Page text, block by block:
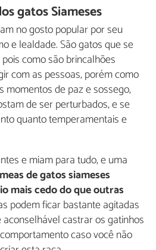
gatos Siameses
no gosto popular por seu
e lealdade. São gatos que se
como são brincalhões
com as pessoas, porém como
momentos de paz e sossego,
de ser perturbados, e se
quanto temperamentais e
e miam para tudo, e uma
de gatos siameses
mais cedo do que outras
podem ficar bastante agitadas
castrar os gatinhos
caso você não